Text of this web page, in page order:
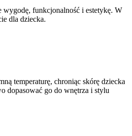
wygodę, funkcjonalność i estetykę. W
dla dziecka.
temperaturę, chroniąc skórę dziecka
dopasować go do wnętrza i stylu